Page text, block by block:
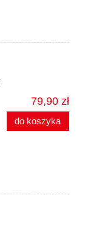
79,90 zł
do koszyka